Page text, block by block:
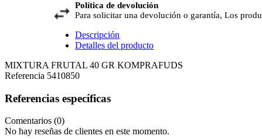
Política de devolución
Para solicitar una devolución o garantía, Los
Descripción
Detalles del producto
MIXTURA FRUTAL 40 GR KOMPRAFUDS
Referencia 5410850
Referencias específicas
Comentarios (0)
No hay reseñas de clientes en este momento.